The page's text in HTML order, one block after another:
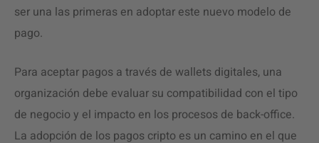
ser una las primeras en adoptar este nuevo modelo de
pago.
Para aceptar pagos a través de wallets digitales, una
organización debe evaluar su compatibilidad con el tipo
de negocio y el impacto en los procesos de back-office.
La adopción de los pagos cripto es un camino en el que